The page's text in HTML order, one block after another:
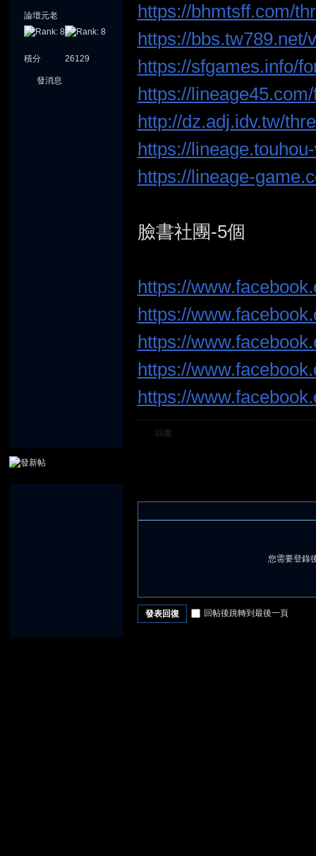
論壇元老
積分 26129
發消息
https://bhmtsff.com/
https://
https://sfgames.info/
https://
http://dz.adj.idv.tw/
https://
https://lineage-
臉書社團-5個
https://
https://
https://
https://
https://
回復
您需要登錄
發表回復 回帖後跳轉到最後一頁